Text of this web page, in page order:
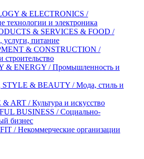
& ELECTRONICS /
технологии и электроника
& SERVICES & FOOD /
услуги, питание
& CONSTRUCTION /
& ENERGY / Промышленность и
STYLE & BEAUTY / Мода, стиль и
ART / Культура и искусство
BUSINESS / Социально-
бизнес
/ Некоммерческие организации